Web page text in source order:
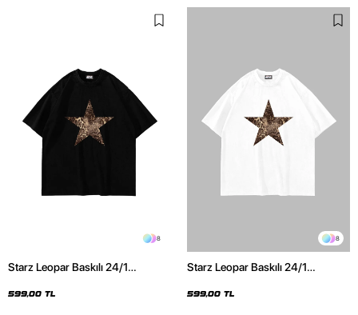
8
Starz Leopar Baskılı 24/1
599,00 TL
8
Starz Leopar Baskılı 24/1
599,00 TL